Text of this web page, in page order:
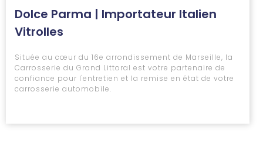
Dolce Parma | Importateur Italien
Vitrolles
Située au cœur du 16e arrondissement de Marseille, la
Carrosserie du Grand Littoral est votre partenaire de
confiance pour l'entretien et la remise en état de votre
carrosserie automobile.